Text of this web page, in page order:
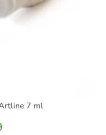
7 ml